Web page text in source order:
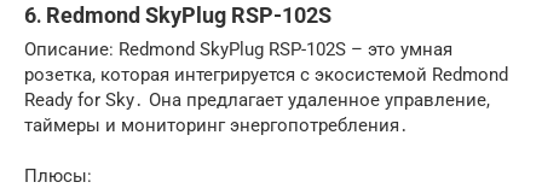
6․ Redmond SkyPlug RSP-102S
Описание: Redmond SkyPlug RSP-102S – это умная
розетка, которая интегрируется с экосистемой Redmond
Ready for Sky․ Она предлагает удаленное управление,
таймеры и мониторинг энергопотребления․
Плюсы: